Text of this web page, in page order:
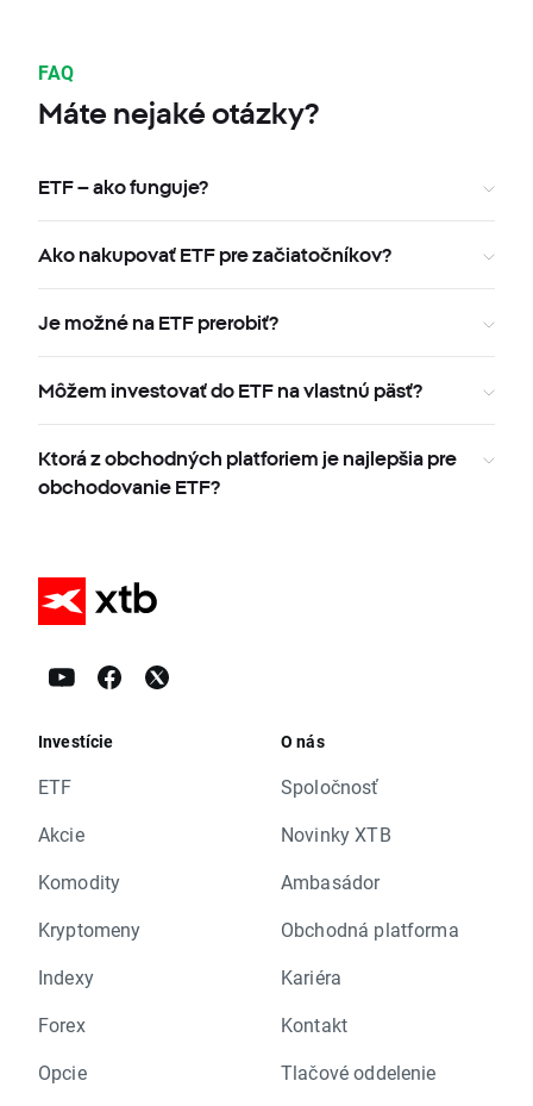
FAQ
Máte nejaké otázky?
ETF – ako funguje?
Ako nakupovať ETF pre začiatočníkov?
Je možné na ETF prerobiť?
Môžem investovať do ETF na vlastnú päsť?
Ktorá z obchodných platforiem je najlepšia pre
obchodovanie ETF?
Investície
ETF
Akcie
Komodity
Kryptomeny
Indexy
Forex
Opcie
O nás
Spoločnosť
Novinky XTB
Ambasádor
Obchodná platforma
Kariéra
Kontakt
Tlačové oddelenie